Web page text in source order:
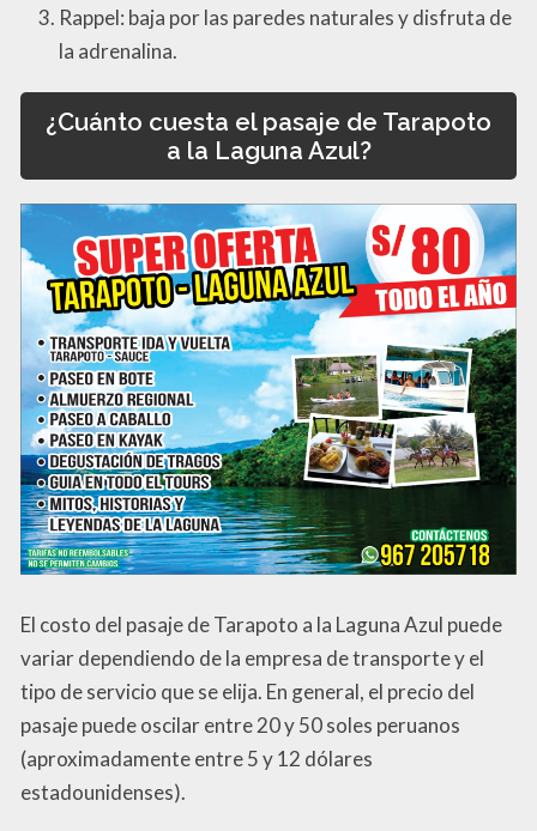
Rappel: baja por las paredes naturales y disfruta de
la adrenalina.
¿Cuánto cuesta el pasaje de Tarapoto
a la Laguna Azul?
El costo del pasaje de Tarapoto a la Laguna Azul puede
variar dependiendo de la empresa de transporte y el
tipo de servicio que se elija. En general, el precio del
pasaje puede oscilar entre 20 y 50 soles peruanos
(aproximadamente entre 5 y 12 dólares
estadounidenses).